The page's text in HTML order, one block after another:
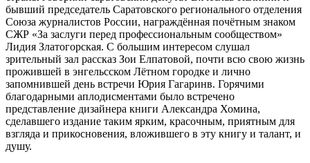
бывший председатель Саратовского регионального отделения
Союза журналистов России, награждённая почётным знаком
СЖР «За заслуги перед профессиональным сообществом»
Лидия Златогорская. С большим интересом слушал
зрительный зал рассказ Зои Елпатовой, почти всю свою жизнь
прожившей в энгельсском Лётном городке и лично
запомнившей день встречи Юрия Гагаринв. Горячими
благодарными аплодисментами было встречено
представление дизайнера книги Александра Хомина,
сделавшего издание таким ярким, красочным, приятным для
взгляда и прикосновения, вложившего в эту книгу и талант, и
душу.